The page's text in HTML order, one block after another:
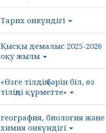
Тарих онкүндігі
Қысқы демалыс 2025-2026
оқу жылы
«Өзге тілдің бәрін біл, өз
тіліңді құрметте»
география, биология және
химия онкүндігі